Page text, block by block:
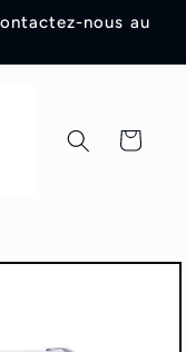
nous au
Panier